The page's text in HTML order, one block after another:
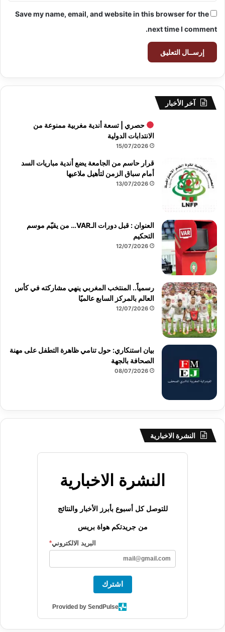
Save my name, email, and website in this browser for the
next time I comment.
آخر الأخبار
حصري | تسعة أندية مغربية ممنوعة من
الانتدابات الدولية
15/07/2026
قرار حاسم من الجامعة يضع أندية مباريات السد
أمام سباق الزمن لتأهيل ملاعبها
13/07/2026
العنوان : قبل دورات الـVAR… من يقيّم موسم
التحكيم
12/07/2026
رسمياً.. المنتخب المغربي ينهي مشاركته في كأس
العالم بالمركز السابع عالميًا
12/07/2026
بيان استنكاري: حول تنامي ظاهرة التطفل على مهنة
الصحافة بالجهة
08/07/2026
النشرة الاخبارية
النشرة الاخبارية
للتوصل كل أسبوع بأبرز الأخبار والنتائج
من جريدتكم هواة بريس
البريد الالكتروني*
اشترك
Provided by SendPulse